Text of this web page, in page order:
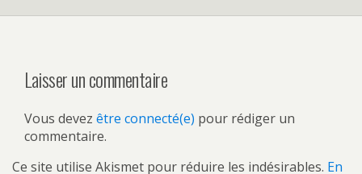
Laisser un commentaire
Vous devez être connecté(e) pour rédiger un
commentaire.
Ce site utilise Akismet pour réduire les indésirables. En